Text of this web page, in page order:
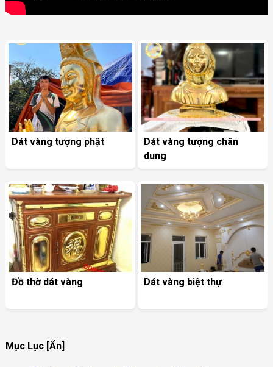
Dát vàng tượng phật
Dát vàng tượng chân
dung
Đồ thờ dát vàng Dát vàng biệt thự
Mục Lục [Ẩn]